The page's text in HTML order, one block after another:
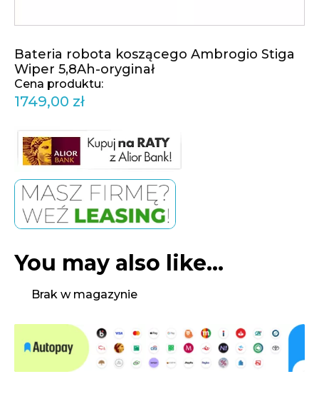
Bateria robota koszącego Ambrogio Stiga
Wiper 5,8Ah-oryginał
1749,00 zł
You may also like…
Brak w magazynie